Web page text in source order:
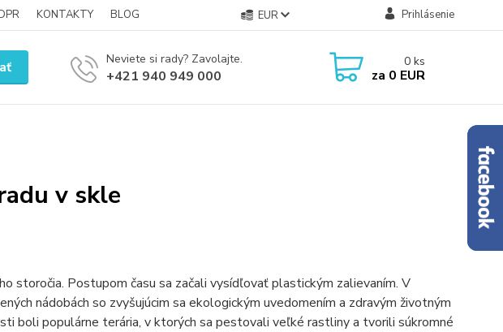
KONTAKTY BLOG EUR Prihlásenie
Neviete si rady? Zavolajte.
+421 940 949 000
0 ks
za 0 EUR
v skle
storočia. Postupom času sa začali vysídľovať plastickým zalievaním. V
nádobách so zvyšujúcim sa ekologickým uvedomením a zdravým životným
boli populárne terária, v ktorých sa pestovali veľké rastliny a tvorili súkromné